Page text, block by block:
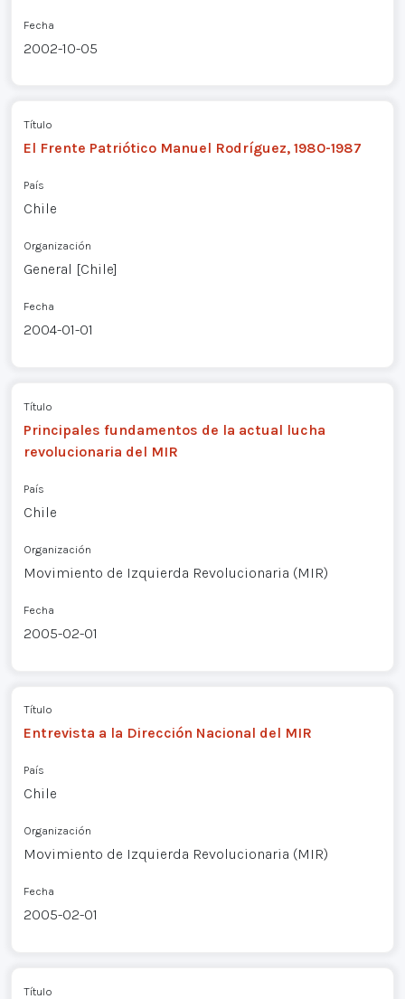
Fecha
2002-10-05
Título
El Frente Patriótico Manuel Rodríguez, 1980-1987
País
Chile
Organización
General [Chile]
Fecha
2004-01-01
Título
Principales fundamentos de la actual lucha
revolucionaria del MIR
País
Chile
Organización
Movimiento de Izquierda Revolucionaria (MIR)
Fecha
2005-02-01
Título
Entrevista a la Dirección Nacional del MIR
País
Chile
Organización
Movimiento de Izquierda Revolucionaria (MIR)
Fecha
2005-02-01
Título